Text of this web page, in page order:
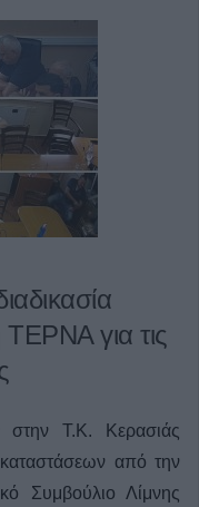
ΤΕΡΝΑ για τις
στην Τ.Κ. Κερασιάς
από την
Συμβούλιο Λίμνης